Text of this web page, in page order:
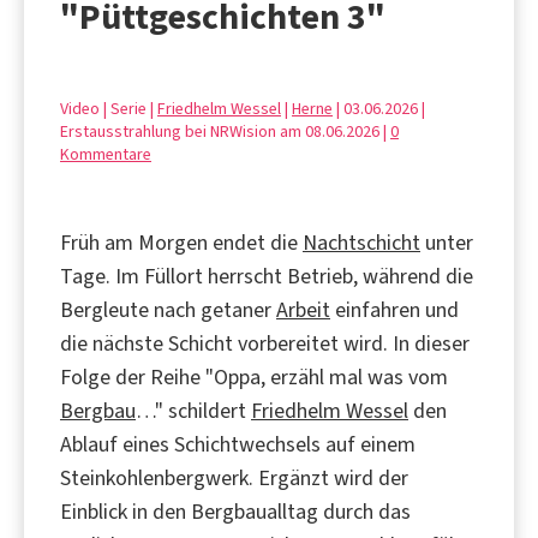
"Püttgeschichten 3"
Video | Serie | Friedhelm Wessel| Herne | 03.06.2026 |
Erstausstrahlung bei NRWision am 08.06.2026 | 0
Kommentare
Früh am Morgen endet die Nachtschicht unter
Tage. Im Füllort herrscht Betrieb, während die
Bergleute nach getanerArbeit einfahren und
die nächste Schicht vorbereitet wird. In dieser
Folge der Reihe "Oppa, erzähl mal was vom
Bergbau…" schildert Friedhelm Wessel den
Ablauf eines Schichtwechsels auf einem
Steinkohlenbergwerk. Ergänzt wird der
Einblick in den Bergbaualltag durch das